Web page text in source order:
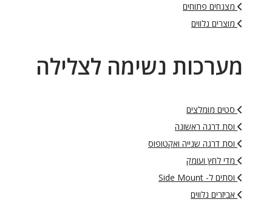
מצנחים פתוחים
מוצרים נלווים
מערכות נשימה לצלילה
סטים מומלצים
וסת דרגה ראשונה
וסת דרגה שנייה ואקטופוס
מדי לחץ ועומק
וסתים ל- Side Mount
אביזרים נלווים